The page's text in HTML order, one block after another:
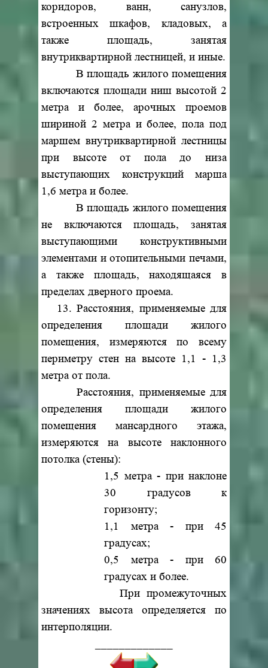
коридоров, ванн, санузлов,
встроенных шкафов, кладовых, а
также площадь, занятая
внутриквартирной лестницей, и иные.
В площадь жилого помещения
включаются площади ниш высотой 2
метра и более, арочных проемов
шириной 2 метра и более, пола под
маршем внутриквартирной лестницы
при высоте от пола до низа
выступающих конструкций марша
1,6 метра и более.
В площадь жилого помещения
не включаются площадь, занятая
выступающими конструктивными
элементами и отопительными печами,
а также площадь, находящаяся в
пределах дверного проема.
13. Расстояния, применяемые для
определения площади жилого
помещения, измеряются по всему
периметру стен на высоте 1,1 - 1,3
метра от пола.
Расстояния, применяемые для
определения площади жилого
помещения мансардного этажа,
измеряются на высоте наклонного
потолка (стены):
1,5 метра - при наклоне
30 градусов к
горизонту;
1,1 метра - при 45
градусах;
0,5 метра - при 60
градусах и более.
При промежуточных
значениях высота определяется по
интерполяции.